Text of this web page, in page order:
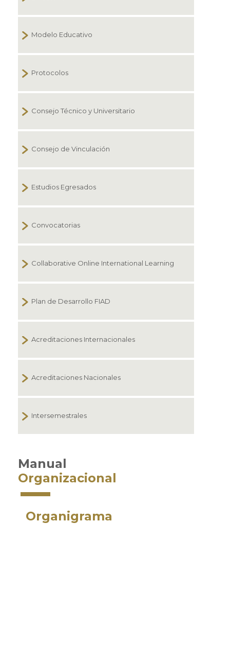
Modelo Educativo
Protocolos
Consejo Técnico y Universitario
Consejo de Vinculación
Estudios Egresados
Convocatorias
Collaborative Online International Learning
Plan de Desarrollo FIAD
Acreditaciones Internacionales
Acreditaciones Nacionales
Intersemestrales
Manual
Organizacional
Organigrama